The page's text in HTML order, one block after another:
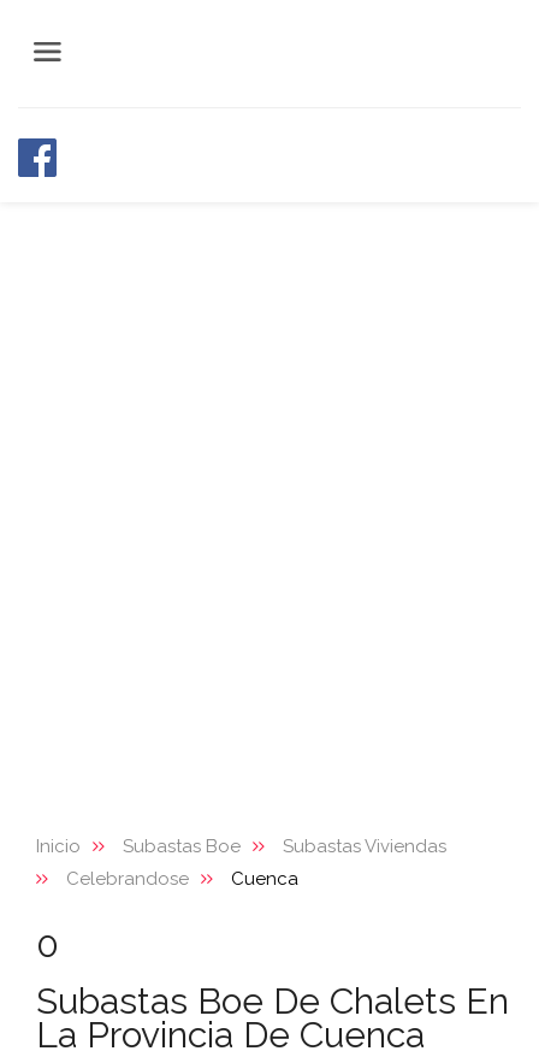
Inicio Subastas Boe
Subastas Viviendas
Celebrandose
Cuenca
0
Subastas Boe De Chalets En
La Provincia De Cuenca